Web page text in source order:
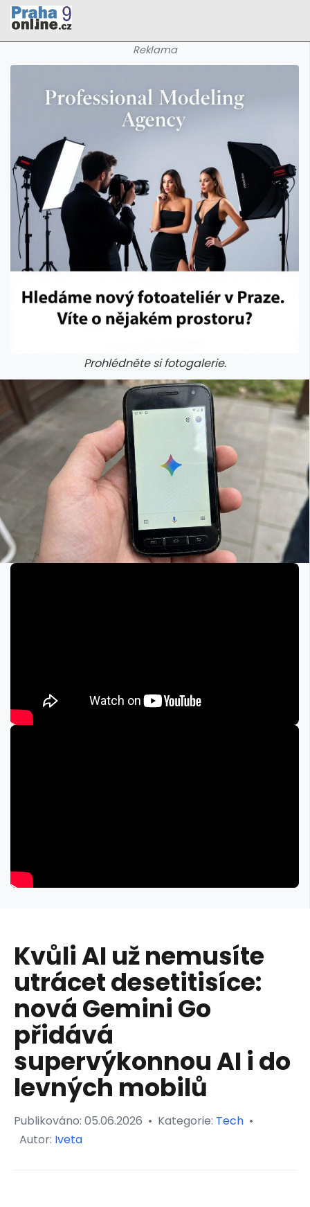
Reklama
Prohlédněte si fotogalerie.
Kvůli AI už nemusíte
utrácet desetitisíce:
nová Gemini Go
přidává
supervýkonnou AI i do
levných mobilů
Publikováno: 05.06.2026 • Kategorie: Tech •
Autor: Iveta